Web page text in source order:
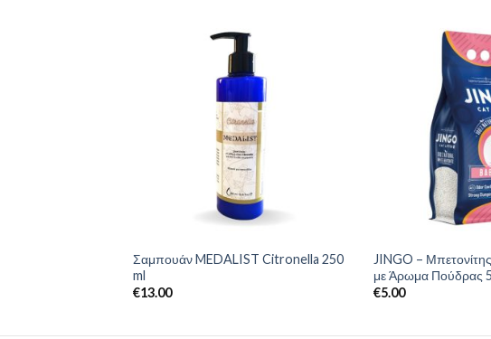
Σαμπουάν MEDALIST Citronella 250
ml
€13.00
JINGO –
με Άρωμα Πούδρας
€5.00